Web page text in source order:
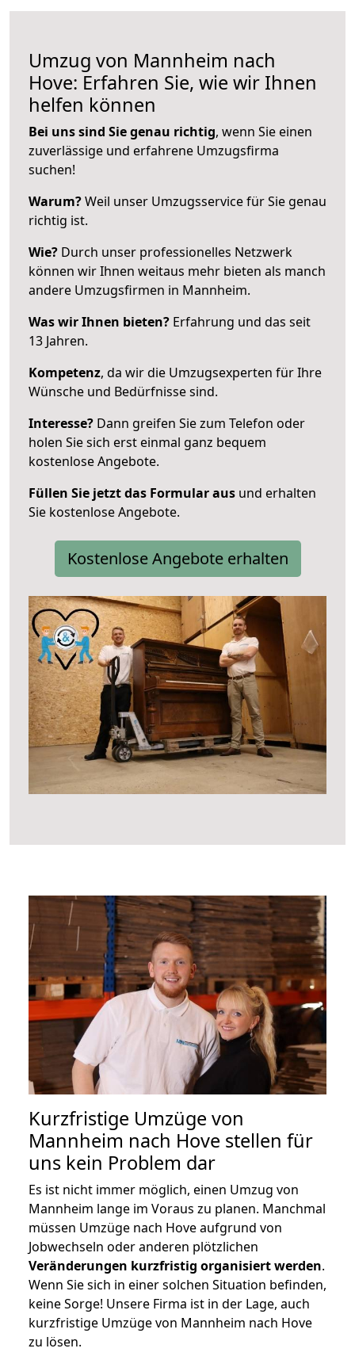
Umzug von Mannheim nach
Hove: Erfahren Sie, wie wir Ihnen
helfen können
Bei uns sind Sie genau richtig, wenn Sie einen
zuverlässige und erfahrene Umzugsfirma
suchen!
Warum?Weil unser Umzugsservice für Sie genau
richtig ist.
Wie? Durch unser professionelles Netzwerk
können wir Ihnen weitaus mehr bieten als manch
andere Umzugsfirmen in Mannheim.
Was wir Ihnen bieten? Erfahrung und das seit
13 Jahren.
Kompetenz, da wir die Umzugsexperten für Ihre
Wünsche und Bedürfnisse sind.
Interesse? Dann greifen Sie zum Telefon oder
holen Sie sich erst einmal ganz bequem
kostenlose Angebote.
Füllen Sie jetzt das Formular aus und erhalten
Sie kostenlose Angebote.
Kostenlose Angebote erhalten
Kurzfristige Umzüge von
Mannheim nach Hove stellen für
uns kein Problem dar
Es ist nicht immer möglich, einen Umzug von
Mannheim lange im Voraus zu planen. Manchmal
müssen Umzüge nach Hove aufgrund von
Jobwechseln oder anderen plötzlichen
Veränderungen kurzfristig organisiert werden.
Wenn Sie sich in einer solchen Situation befinden,
keine Sorge! Unsere Firma ist in der Lage, auch
kurzfristige Umzüge von Mannheim nach Hove
zu lösen.